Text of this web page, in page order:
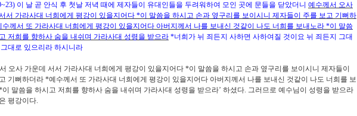
이 날 곧 안식 후 첫날 저녁 때에 제자들이 유대인들을 두려워하여 모인 곳에 문들을 닫았더니 예수께서 오사
서 가라사대 너희에게 평강이 있을지어다 *이 말씀을 하시고 손과 옆구리를 보이시니 제자들이 주를 보고 기뻐하
수께서 또 가라사대 너희에게 평강이 있을지어다 아버지께서 나를 보내신 것같이 나도 너희를 보내노라 *이 말씀
저희를 향하사 숨을 내쉬며 가라사대 성령을 받으라 *너희가 뉘 죄든지 사하면 사하여질 것이요 뉘 죄든지 그대
대로 있으리라 하시니라
오사 가운데 서서 가라사대 너희에게 평강이 있을지어다 *이 말씀을 하시고 손과 옆구리를 보이시니 제자들이
기뻐하더라 *예수께서 또 가라사대 너희에게 평강이 있을지어다 아버지께서 나를 보내신 것같이 나도 너희를 보
이 말씀을 하시고 저희를 향하사 숨을 내쉬며 가라사대 성령을 받으라’ 하셨다. 그러므로 예수님이 성령을 받으라
평강이다.